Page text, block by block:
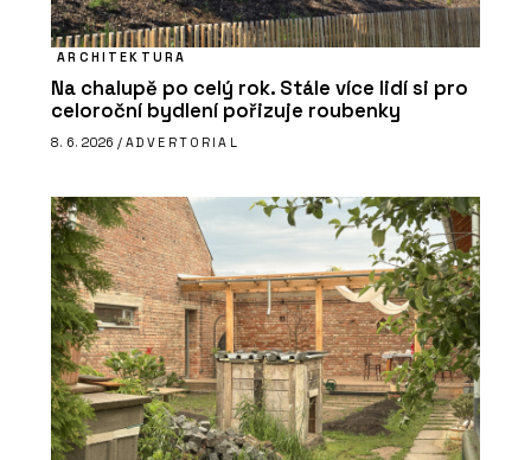
ARCHITEKTURA
Na chalupě po celý rok. Stále více lidí si pro
celoroční bydlení pořizuje roubenky
8. 6. 2026 / ADVERTORIAL